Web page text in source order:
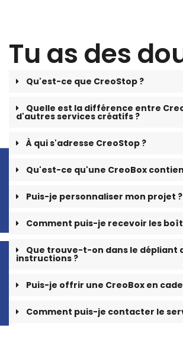
Tu as des
Qu'est-ce que CreoStop ?
Quelle est la différence entre
d'autres services créatifs ?
À qui s'adresse CreoStop ?
Qu'est-ce qu'une CreoBox
Puis-je personnaliser mon projet ?
Comment puis-je recevoir les
Que trouve-t-on dans le dépliant
instructions ?
Puis-je offrir une CreoBox en
Comment puis-je contacter le